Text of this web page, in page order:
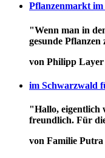
Pflanzenmarkt
"Wenn man in
gesunde
von Philipp Layer
im Schwarzwald
"Hallo, eigentlich
freundlich. Für
von Familie Putra